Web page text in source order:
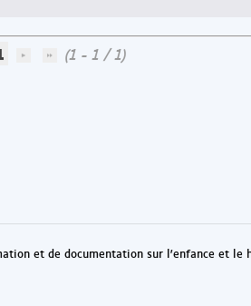
(1 - 1 / 1)
et de documentation sur l'enfance et le